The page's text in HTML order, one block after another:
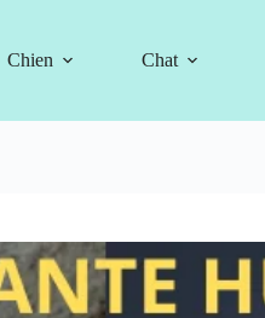
Chien Chat